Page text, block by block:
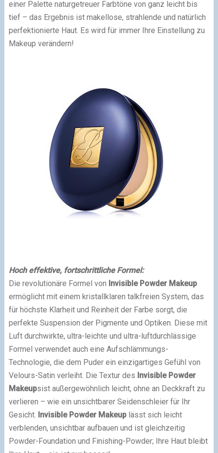
einer Palette naturgetreuer Farbtöne von ganz leicht bis
tief – das Ergebnis ist makellose, strahlende und natürlich
perfektionierte Haut. Es wird für immer Ihre Einstellung zu
Makeup verändern!
Hoch effektive, fortschrittliche Formel:
Die revolutionäre Formel von Invisible Powder Makeup
ermöglicht mit einem kristallklaren talkfreien System, das
für höchste Klarheit und Reinheit der Farbe sorgt, die
perfekte Suspension der Pigmente und Optiken. Diese mit
Luft durchwirkte, ultra-leichte und ultra-luftdurchlässige
Formel verwendet auch eine Aufschlämmungs-
Technologie, die dem Puder ein einzigartiges Gefühl von
Velours-Satin verleiht. Die Textur des Invisible Powder
Makeupsist außergewöhnlich leicht, ohne an Deckkraft zu
verlieren – wie ein unsichtbarer Seidenschleier für Ihr
Gesicht. Invisible Powder Makeup lässt sich leicht
verblenden, unsichtbar aufbauen und ist gleichzeitig
Powder-Foundation und Finishing-Powder; Ihre Haut bleibt